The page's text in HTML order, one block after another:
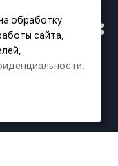
обработку
сайта,